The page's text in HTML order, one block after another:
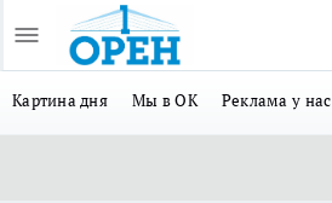
Картина дня Мы в ОК Реклама у нас